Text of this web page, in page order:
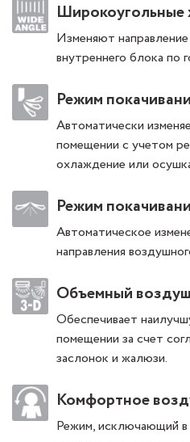
Изменяют
внутреннего блока по
Режим
Автоматически
помещении с учетом
охлаждение или
Режим
Автоматическое
направления
Объемный
Обеспечивает
помещении за счет
заслонок и жалюзи.
Комфортное
Режим, исключающий в